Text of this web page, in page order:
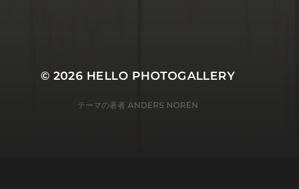
© 2026 HELLO PHOTOGALLERY
テーマの著者 ANDERS NORÉN